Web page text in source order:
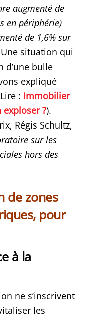
augmenté de
en périphérie)
de 1,6% sur
situation qui
d’une bulle
expliqué
: Immobilier
?).
Régis Schultz,
sur les
hors des
de zones
pour
à la
ne s’inscrivent
les